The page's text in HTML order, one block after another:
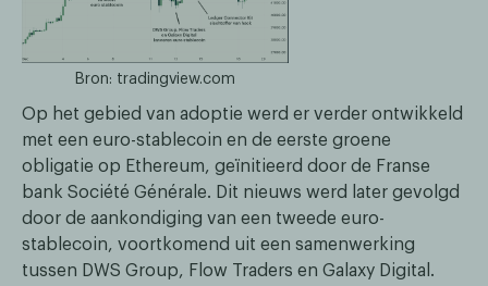
Bron: tradingview.com
Op het gebied van adoptie werd er verder ontwikkeld
met een euro-stablecoin en de eerste groene
obligatie op Ethereum, geïnitieerd door de Franse
bank Société Générale. Dit nieuws werd later gevolgd
door de aankondiging van een tweede euro-
stablecoin, voortkomend uit een samenwerking
tussen DWS Group, Flow Traders en Galaxy Digital.